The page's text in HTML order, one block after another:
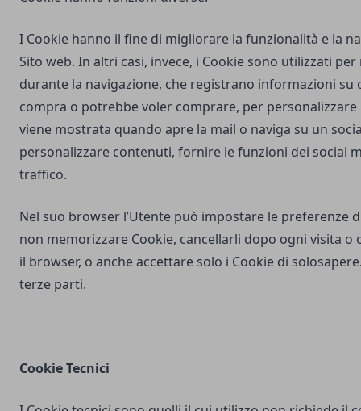
I Cookie hanno il fine di migliorare la funzionalità e la
Sito web. In altri casi, invece, i Cookie sono utilizzati
durante la navigazione, che registrano informazioni su
compra o potrebbe voler comprare, per
viene mostrata quando apre la mail o naviga su un
personalizzare contenuti, fornire le funzioni dei social
traffico.
Nel suo browser l’Utente può impostare le preferenze
non memorizzare Cookie, cancellarli dopo ogni visita o
il browser, o anche accettare solo i Cookie di
terze parti.
Cookie Tecnici